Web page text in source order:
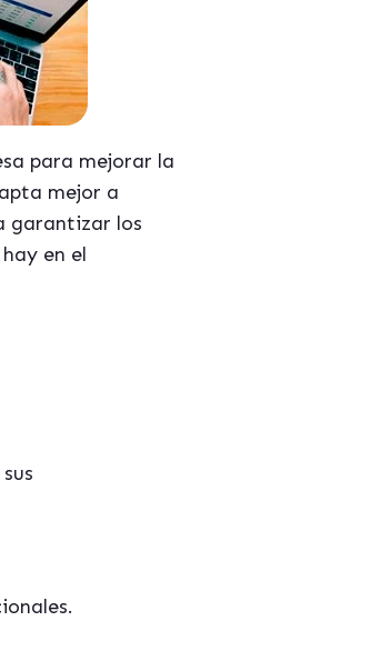
para mejorar la
mejor a
garantizar los
en el